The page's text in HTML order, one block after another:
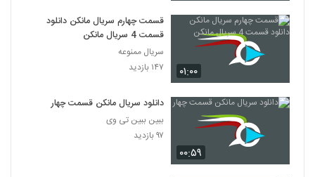
۰۱:۰۰
قسمت چهارم سریال مانکن دانلود
قسمت 4 سریال مانکن
سریال ممنوعه
۱۴۷ بازدید
۰۰:۵۹
دانلود سریال مانکن قسمت چهار
ببین ببین تی وی
۹۷ بازدید